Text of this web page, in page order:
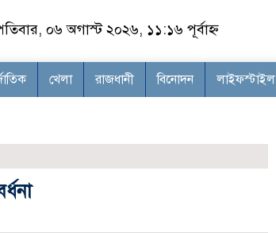
০৬ অগাস্ট ২০২৬, ১১:১৬ পূর্বাহ্ন
খেলা রাজধানী বিনোদন লাইফস্টাইল